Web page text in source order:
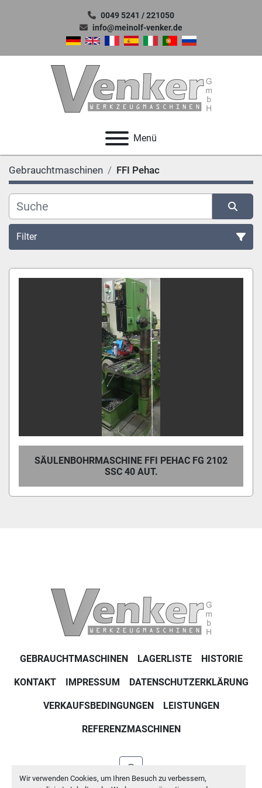
Wir verwenden Cookies, um Ihren Besuch zu verbessern,
0049 5241 / 221050
info@meinolf-venker.de
Menü
Gebrauchtmaschinen FFI Pehac
Filter
Alle Kategorien
Sortieren nach
SÄULENBOHRMASCHINE FFI PEHAC FG 2102
SSC 40 AUT.
GEBRAUCHTMASCHINEN LAGERLISTE HISTORIE
KONTAKT IMPRESSUM DATENSCHUTZERKLÄRUNG
VERKAUFSBEDINGUNGEN LEISTUNGEN
REFERENZMASCHINEN
whatsapp